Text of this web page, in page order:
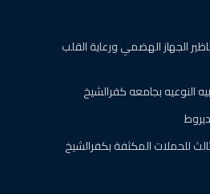
الجهاز الهضمي ورعاية القلب